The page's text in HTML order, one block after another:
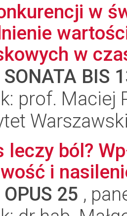
w
w
SONATA BIS
prof. Maciej
leczy ból?
i
OPUS 25 ,